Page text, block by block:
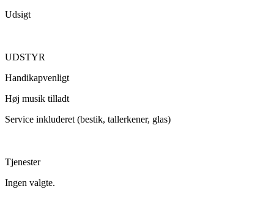
Udsigt
UDSTYR
Handikapvenligt
Høj musik tilladt
Service inkluderet (bestik, tallerkener, glas)
Tjenester
Ingen valgte.